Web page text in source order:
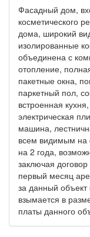
Фасадный дом,
косметического
дома, широкий
изолированные
объединена с
отопление,
пакетные окна,
паркетный пол,
встроенная
электрическая
машина,
всем видимым на
на 2 года,
заключая
первый месяц
за данный объект
взымается в
платы данного